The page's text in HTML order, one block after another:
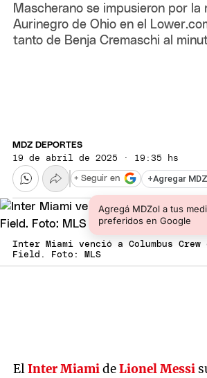
Mascherano se impusieron por la
Aurinegro de Ohio en el
tanto de Benja Cremaschi al
MDZ DEPORTES
19 de abril de 2025 · 19:35 hs
+Agregar
Agregá MDZol a tus
preferidos en Google
+ Seguir en
Inter Miami venció a Columbus Crew
Field. Foto: MLS
ElInter MiamideLionel Messi